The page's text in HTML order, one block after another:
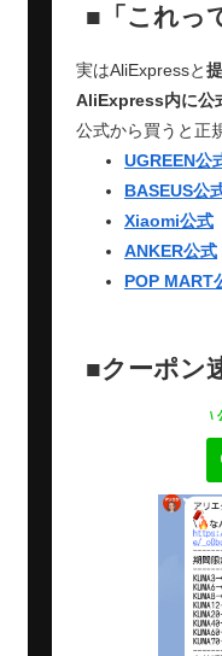
■「これっ
実はAliExpressと
AliExpress内に公
公式から買うと正
UGREEN公
BASEUS公
Xiaomi公式
ANKER公式
POP MART
■クーポン
\